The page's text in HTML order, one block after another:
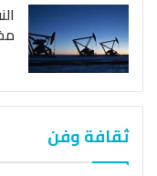
ثقافة وفن